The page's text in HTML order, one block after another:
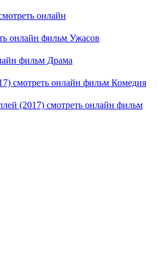
онлайн
онлайн фильм Ужасов
фильм Драма
смотреть онлайн фильм Комедия
(2017) смотреть онлайн фильм